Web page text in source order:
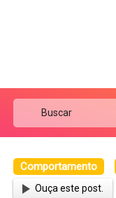
Comportamento
Ouça este post.